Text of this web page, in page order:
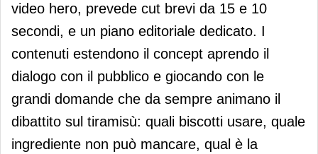
video hero, prevede cut brevi da 15 e 10
secondi, e un piano editoriale dedicato. I
contenuti estendono il concept aprendo il
dialogo con il pubblico e giocando con le
grandi domande che da sempre animano il
dibattito sul tiramisù: quali biscotti usare, quale
ingrediente non può mancare, qual è la